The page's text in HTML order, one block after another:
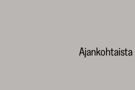
Ajankohtaista